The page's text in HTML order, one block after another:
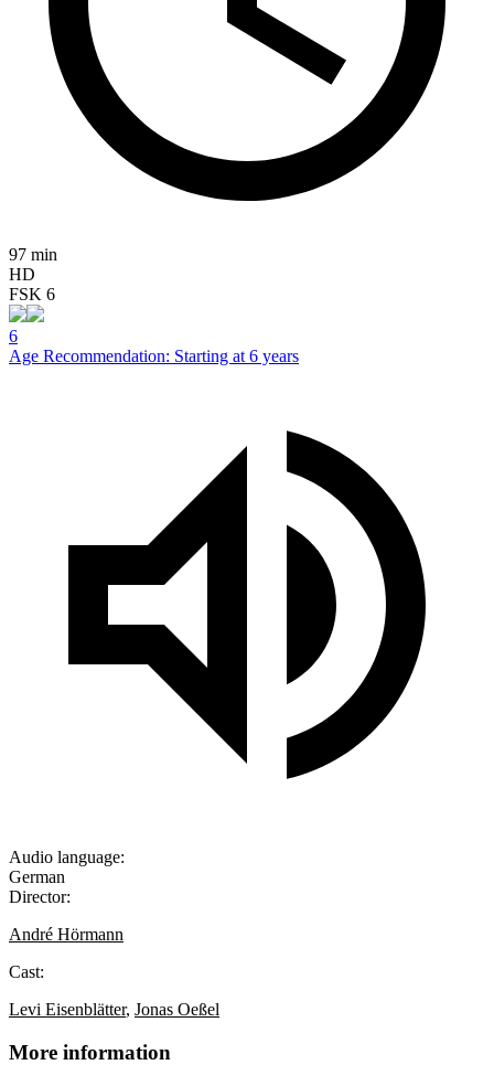
97 min
HD
FSK 6
6
Age Recommendation: Starting at 6 years
Audio language:
German
Director:
André Hörmann
Cast:
Levi Eisenblätter, Jonas Oeßel
More information